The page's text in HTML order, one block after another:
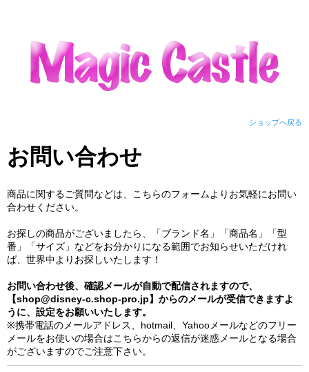
ショップへ戻る
お問い合わせ
商品に関するご質問などは、こちらのフォームよりお気軽にお問い
合わせください。
お探しの商品がございましたら、「ブランド名」「商品名」「型
番」「サイズ」などをお分かりになる範囲でお知らせいただけれ
ば、世界中よりお探しいたします！
お問い合わせ後、確認メールが自動で配信されますので、
【shop@disney-c.shop-pro.jp】からのメールが受信できますよ
うに、設定をお願いいたします。
※携帯電話のメールアドレス、hotmail、Yahooメールなどのフリー
メールをお使いの場合はこちらからの返信が迷惑メールとなる場合
がございますのでご注意下さい。